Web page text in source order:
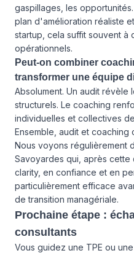
gaspillages, les
plan d'amélioration réaliste
startup, cela suffit souvent à
opérationnels.
Peut-on combiner
transformer une équipe
Absolument. Un audit révèle
structurels. Le coaching
individuelles et collectives
Ensemble, audit et coaching
Nous voyons régulièrement
Savoyardes qui, après cette
clarity, en confiance et en
particulièrement efficace
de transition managériale.
Prochaine étape :
consultants
Vous guidez une TPE ou